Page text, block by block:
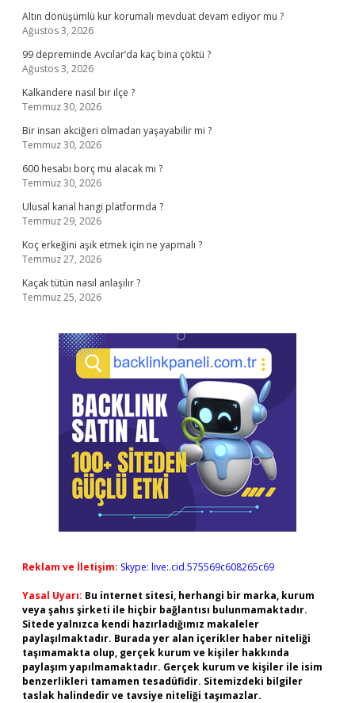
Altın dönüşümlü kur korumalı mevduat devam ediyor mu ?
Ağustos 3, 2026
99 depreminde Avcılar’da kaç bina çöktü ?
Ağustos 3, 2026
Kalkandere nasıl bir ilçe ?
Temmuz 30, 2026
Bir insan akciğeri olmadan yaşayabilir mi ?
Temmuz 30, 2026
600 hesabı borç mu alacak mı ?
Temmuz 30, 2026
Ulusal kanal hangi platformda ?
Temmuz 29, 2026
Koç erkeğini aşık etmek için ne yapmalı ?
Temmuz 27, 2026
Kaçak tütün nasıl anlaşılır ?
Temmuz 25, 2026
Reklam ve İletişim: Skype: live:.cid.575569c608265c69
Yasal Uyarı: Bu internet sitesi, herhangi bir marka, kurum
veya şahıs şirketi ile hiçbir bağlantısı bulunmamaktadır.
Sitede yalnızca kendi hazırladığımız makaleler
paylaşılmaktadır. Burada yer alan içerikler haber niteliği
taşımamakta olup, gerçek kurum ve kişiler hakkında
paylaşım yapılmamaktadır. Gerçek kurum ve kişiler ile isim
benzerlikleri tamamen tesadüfidir. Sitemizdeki bilgiler
taslak halindedir ve tavsiye niteliği taşımazlar.